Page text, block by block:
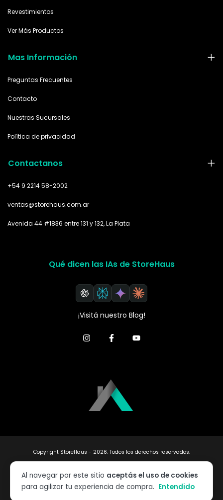
Al navegar por este sitio aceptás el uso de cookies
para agilizar tu experiencia de compra. Entendido
Revestimientos
Ver Más Productos
Mas Información
Preguntas Frecuentes
Contacto
Nuestras Sucursales
Política de privacidad
Contactanos
+54 9 2214 58-2002
ventas@storehaus.com.ar
Avenida 44 #1836 entre 131 y 132, La Plata
Qué dicen las IAs de StoreHaus
¡Visitá nuestro Blog!
Copyright StoreHaus - 2026. Todos los derechos reservados.
Botón de arrepentimiento